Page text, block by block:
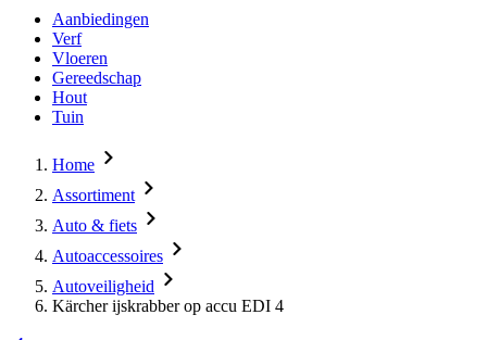
Aanbiedingen
Verf
Vloeren
Gereedschap
Hout
Tuin
Home
Assortiment
Auto & fiets
Autoaccessoires
Autoveiligheid
Kärcher ijskrabber op accu EDI 4